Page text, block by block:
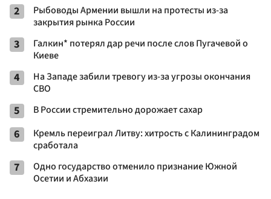
2
Рыбоводы Армении вышли на протесты из-за
закрытия рынка России
3
Галкин* потерял дар речи после слов Пугачевой о
Киеве
4
На Западе забили тревогу из-за угрозы окончания
СВО
5 В России стремительно дорожает сахар
6
Кремль переиграл Литву: хитрость с Калининградом
сработала
7
Одно государство отменило признание Южной
Осетии и Абхазии